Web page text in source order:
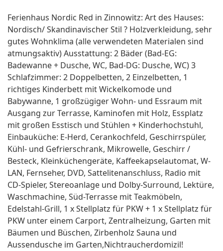
Ferienhaus Nordic Red in Zinnowitz: Art des Hauses:
Nordisch/ Skandinavischer Stil ? Holzverkleidung, sehr
gutes Wohnklima (alle verwendeten Materialen sind
atmungsaktiv) Ausstattung: 2 Bäder (Bad-EG:
Badewanne + Dusche, WC, Bad-DG: Dusche, WC) 3
Schlafzimmer: 2 Doppelbetten, 2 Einzelbetten, 1
richtiges Kinderbett mit Wickelkomode und
Babywanne, 1 großzügiger Wohn- und Essraum mit
Ausgang zur Terrasse, Kaminofen mit Holz, Essplatz
mit großen Esstisch und Stühlen + Kinderhochstuhl,
Einbauküche: E-Herd, Cerankochfeld, Geschirrspüler,
Kühl- und Gefrierschrank, Mikrowelle, Geschirr /
Besteck, Kleinküchengeräte, Kaffeekapselautomat, W-
LAN, Fernseher, DVD, Sattelitenanschluss, Radio mit
CD-Spieler, Stereoanlage und Dolby-Surround, Lektüre,
Waschmachine, Süd-Terrasse mit Teakmöbeln,
Edelstahl-Grill, 1 x Stellplatz für PKW + 1 x Stellplatz für
PKW unter einem Carport, Zentralheizung, Garten mit
Bäumen und Büschen, Zirbenholz Sauna und
Aussendusche im Garten,Nichtraucherdomizil!